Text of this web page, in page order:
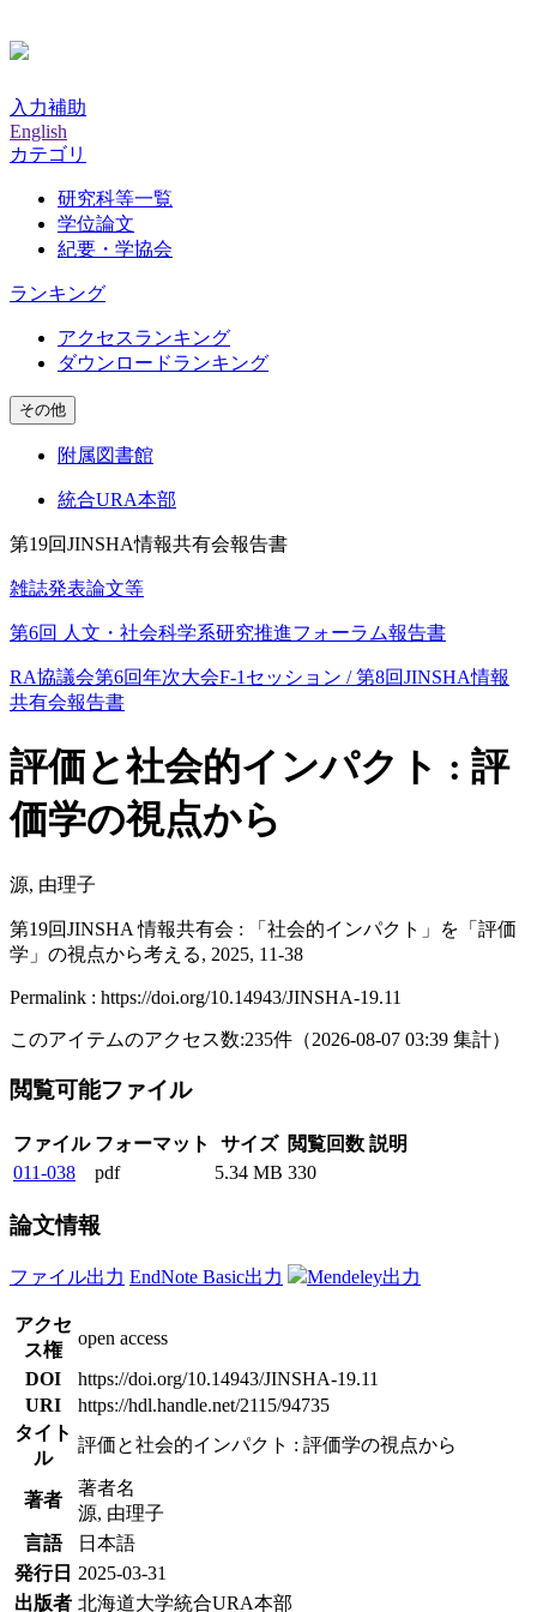
入力補助
English
カテゴリ
研究科等一覧
学位論文
紀要・学協会
ランキング
アクセスランキング
ダウンロードランキング
その他
附属図書館
統合URA本部
第19回JINSHA情報共有会報告書
雑誌発表論文等
第6回 人文・社会科学系研究推進フォーラム報告書
RA協議会第6回年次大会F-1セッション / 第8回JINSHA情報
共有会報告書
評価と社会的インパクト : 評
価学の視点から
源, 由理子
第19回JINSHA 情報共有会 : 「社会的インパクト」を「評価
学」の視点から考える, 2025, 11-38
Permalink : https://doi.org/10.14943/JINSHA-19.11
このアイテムのアクセス数:235件 （2026-08-07 03:39 集計）
閲覧可能ファイル
ファイル フォーマット サイズ 閲覧回数 説明
011-038
pdf 5.34 MB 330
論文情報
ファイル出力 EndNote Basic出力 Mendeley出力
アクセ
ス権
open access
DOI
https://doi.org/10.14943/JINSHA-19.11
URI
https://hdl.handle.net/2115/94735
タイト
ル
評価と社会的インパクト : 評価学の視点から
著者
著者名
源, 由理子
言語
日本語
発行日 2025-03-31
出版者 北海道大学統合URA本部